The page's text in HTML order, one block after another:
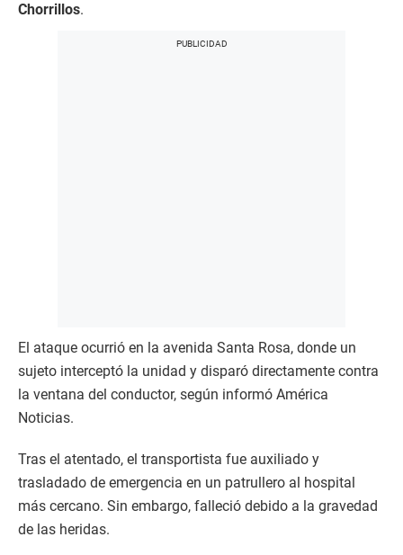
Chorrillos.
El ataque ocurrió en la avenida Santa Rosa, donde un
sujeto interceptó la unidad y disparó directamente contra
la ventana del conductor, según informó América
Noticias.
Tras el atentado, el transportista fue auxiliado y
trasladado de emergencia en un patrullero al hospital
más cercano. Sin embargo, falleció debido a la gravedad
de las heridas.